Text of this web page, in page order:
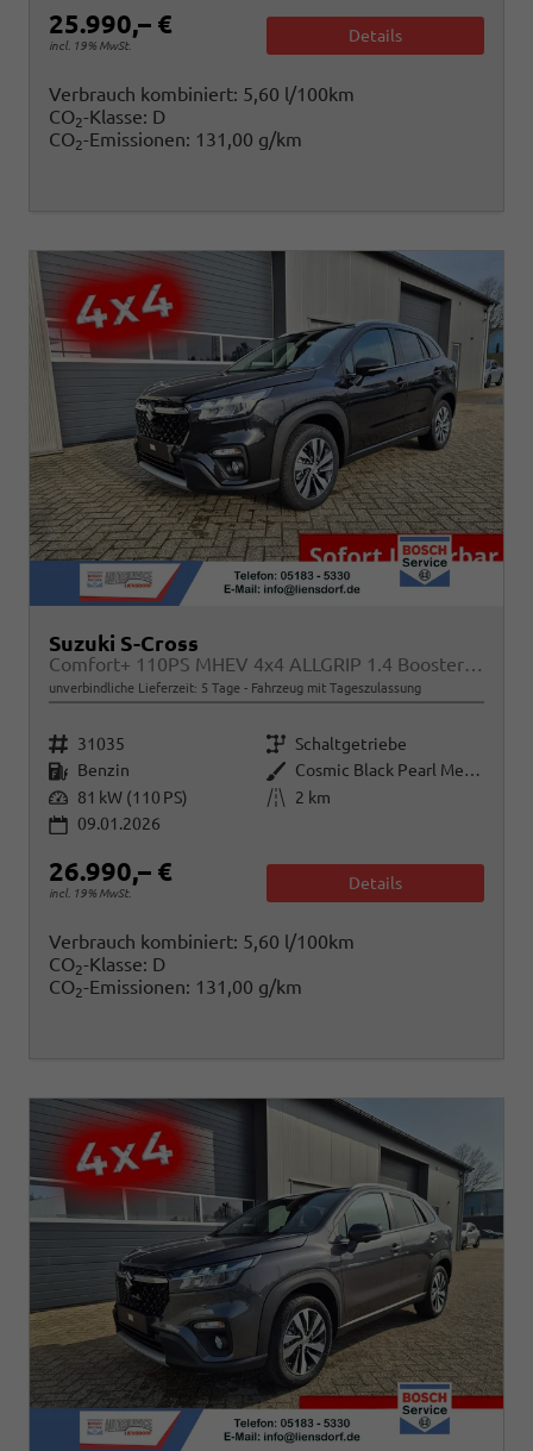
25.990,– €
incl. 19% MwSt.
Details
Verbrauch kombiniert: 5,60 l/100km
CO2-Klasse: D
CO2-Emissionen: 131,00 g/km
Suzuki S-Cross
Comfort+ 110PS MHEV 4x4 ALLGRIP 1.4 Boosterjet Teilleder Navi Klimaautomatik Sitzheizung ACC PDC v+h 4x Kamera Suzuki-Radio Apple CarPlay Android Auto Touchscreen 2xKeyless 17-LM
unverbindliche Lieferzeit: 5 Tage Fahrzeug mit Tageszulassung
Fahrzeugnr. 31035 Getriebe Schaltgetriebe
Kraftstoff Benzin Außenfarbe
Cosmic Black Pearl Metallic
Leistung 81 kW (110 PS) Kilometerstand
2 km
09.01.2026
26.990,– €
incl. 19% MwSt.
Details
Verbrauch kombiniert: 5,60 l/100km
CO2-Klasse: D
CO2-Emissionen: 131,00 g/km